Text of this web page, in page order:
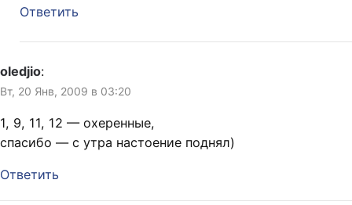
Ответить
oledjio:
Вт, 20 Янв, 2009 в 03:20
1, 9, 11, 12 — охеренные,
спасибо — с утра настоение поднял)
Ответить